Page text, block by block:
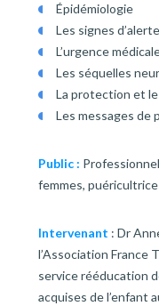
Épidémiologie
Les signes d’alerte
L’urgence
Les séquelles
La protection et
Les messages de
Public :
femmes,
Intervenant : Dr
l’Association France
service rééducation
acquises de l’enfant